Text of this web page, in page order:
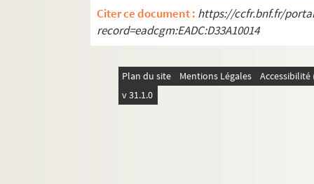
Ms 103. Bonne règle pour l'expiation des fautes
Mss 104-105. Thsi kò, « Les sept triomphes »
Ms 106. Deux cahiers d'un traité des sept
Ms 107. Cheng-tí ta i. « Réponses au sujet du
Mss 108-109. Thien-tchou-cheu-i. Preuves
Citer ce document : https://ccfr.bnf.fr/
record=eadcgm:EADC:D33A10014
Plan du site Mentions Légales
v 31.1.0